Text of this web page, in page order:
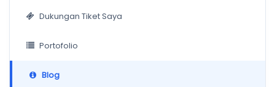
Dukungan Tiket Saya
Portofolio
Blog